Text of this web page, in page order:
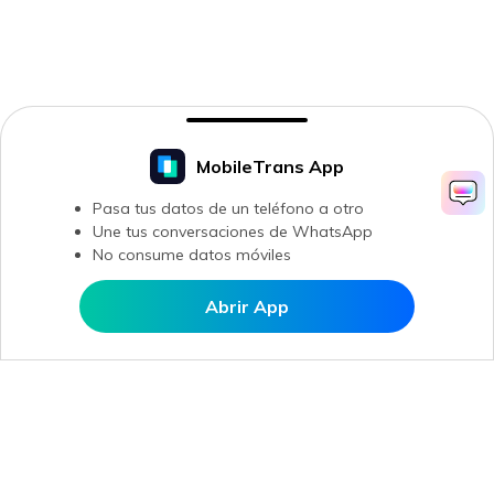
Abrir en MobileTrans
MobileTrans App
Pasa tus datos de un teléfono a otro
Une tus conversaciones de WhatsApp
No consume datos móviles
Abrir App